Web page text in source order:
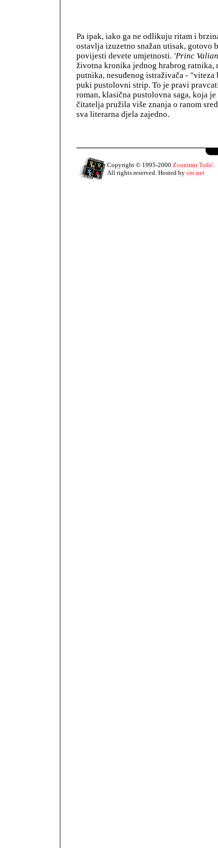
Pa ipak, iako ga ne odlikuju ritam i
ostavlja izuzetno snažan utisak, gotovo
povijesti devete umjetnosti. 'Princ
životna kronika jednog hrabrog ratnika,
putnika, nesuđenog istraživača - "viteza
puki pustolovni strip. To je pravi
roman, klasična pustolovna saga, koja
čitatelja pružila više znanja o ranom
sva literarna djela zajedno.
Copyright © 1995-2000 Zvonimir Tošić.
All rights reserved. Hosted by cro.net